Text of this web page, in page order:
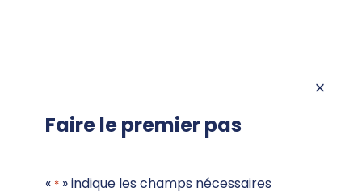
Faire le premier pas
« * » indique les champs nécessaires